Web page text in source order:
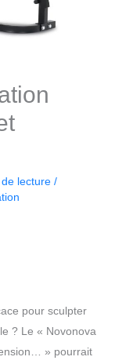
lecture /
pour sculpter
? Le « Novonova
» pourrait